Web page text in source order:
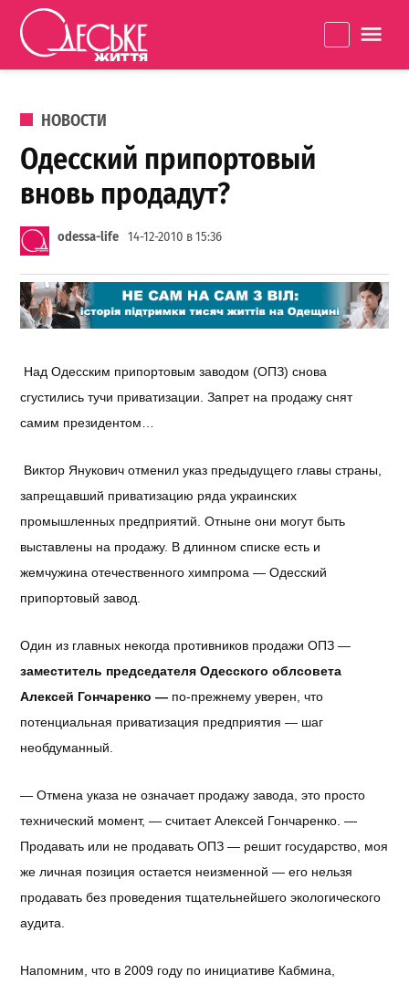
Перейти к содержанию
життя
ОПУБЛИКОВАНО В
НОВОСТИ
Одесский припортовый
вновь продадут?
odessa-life 14-12-2010 в 15:36
Над Одесским припортовым заводом (ОПЗ) снова
сгустились тучи приватизации. Запрет на продажу снят
самим президентом…
Виктор Янукович отменил указ предыдущего главы страны,
запрещавший приватизацию ряда украинских
промышленных предприятий. Отныне они могут быть
выставлены на продажу. В длинном списке есть и
жемчужина отечественного химпрома — Одесский
припортовый завод.
Один из главных некогда противников продажи ОПЗ —
заместитель председателя Одесского облсовета
Алексей Гончаренко — по-прежнему уверен, что
потенциальная приватизация предприятия — шаг
необдуманный.
— Отмена указа не означает продажу завода, это просто
технический момент, — считает Алексей Гончаренко. —
Продавать или не продавать ОПЗ — решит государство, моя
же личная позиция остается неизменной — его нельзя
продавать без проведения тщательнейшего экологического
аудита.
Напомним, что в 2009 году по инициативе Кабмина,